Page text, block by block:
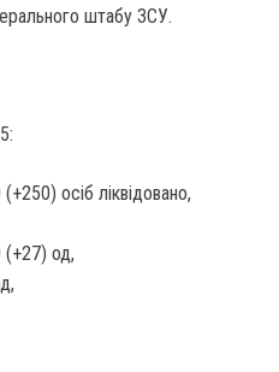
штабу ЗСУ.
осіб ліквідовано,
(+27) од,